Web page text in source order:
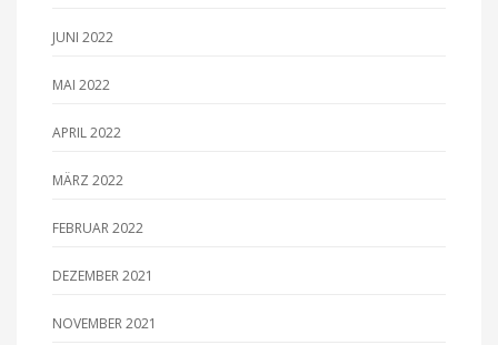
JUNI 2022
MAI 2022
APRIL 2022
MÄRZ 2022
FEBRUAR 2022
DEZEMBER 2021
NOVEMBER 2021